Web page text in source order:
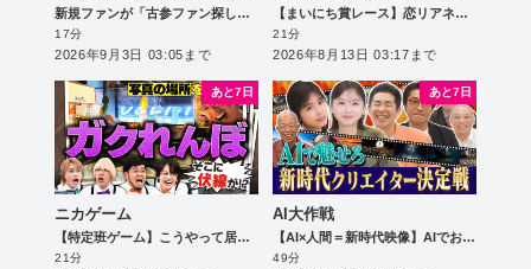
新規ファンが「古参ファン探し」の旅へ！【SKE48相川暖花】
17分
2026年9月3日 03:05まで
【まいにち賞レース】恋リアネタ選手権
21分
2026年8月13日 03:17まで
あと7日
ニカゲーム
【特定班ゲーム】こうやって居場所は特定される
21分
あと7日
AI大作戦
【AI×人間＝新時代映像】AIでお題に合った動画を作れ＆過去の受賞作品も特別紹介！
49分